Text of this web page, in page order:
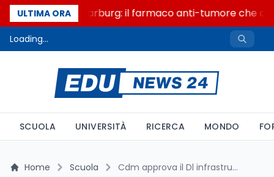
ULTIMA ORA
Un secolo di Warburg: il farmaco anti-tumore che
Loading...
SCUOLA UNIVERSITÀ RICERCA MONDO
Home Scuola Cdm approva il Dl infrastrutture: 100 milioni per l'IA nelle scuole